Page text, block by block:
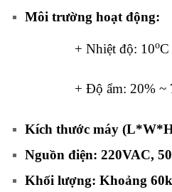
Môi trường hoạt động:
+ Nhiệt độ: 10oC
+ Độ ẩm: 20% ~
Kích thước máy
Nguồn điện: 220VAC,
Khối lượng: Khoảng